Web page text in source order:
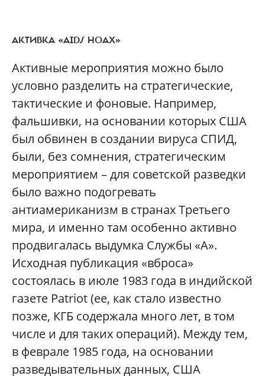
АКТИВКА «AIDS HOAX»
Активные мероприятия можно было
условно разделить на стратегические,
тактические и фоновые. Например,
фальшивки, на основании которых США
был обвинен в создании вируса СПИД,
были, без сомнения, стратегическим
мероприятием – для советской разведки
было важно подогревать
антиамериканизм в странах Третьего
мира, и именно там особенно активно
продвигалась выдумка Службы «А».
Исходная публикация «вброса»
состоялась в июле 1983 года в индийской
газете Patriot (ее, как стало известно
позже, КГБ содержала много лет, в том
числе и для таких операций). Между тем,
в феврале 1985 года, на основании
разведывательных данных, США